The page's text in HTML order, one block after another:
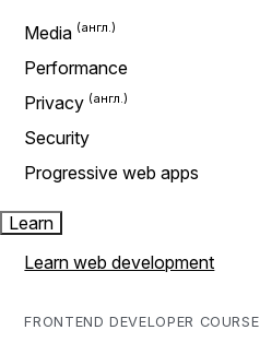
Media
Performance
Privacy
Security
Progressive web apps
Learn
Learn web development
FRONTEND DEVELOPER COURSE